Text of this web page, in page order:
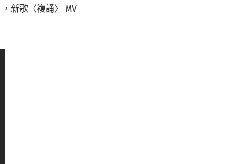
，新歌〈複誦〉 MV